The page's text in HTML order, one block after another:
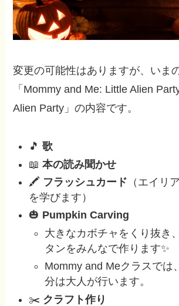
変更の可能性はありますが、いま
「Mommy and Me: Little Alien
Alien Party」の内容です。
🎵歌
📖本の読み聞かせ
🖍 フラッシュカード （エイリ
を学びます）
🎃 Pumpkin Carving
大きなカボチャをくり抜き
タンをみんなで作ります✨
Mommy and Meクラスでは
分は大人が行います。
✂️ クラフト作り